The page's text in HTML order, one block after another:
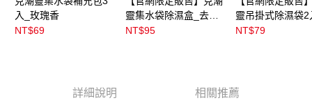
付款後門市自取
每筆NT$100，滿NT$399(含以上)免運費
入_玫瑰香
NT$69
靈集水袋除濕盒_去霉
味
NT$95
靈吊掛式除濕袋2
霉味
NT$79
詳細說明 相關推薦